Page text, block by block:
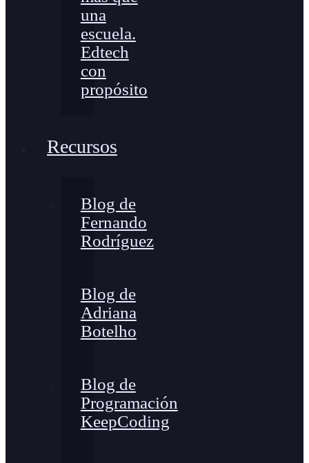
una
escuela.
Edtech
con
propósito
Recursos
Blog de
Fernando
Rodríguez
Blog de
Adriana
Botelho
Blog de
Programación
KeepCoding